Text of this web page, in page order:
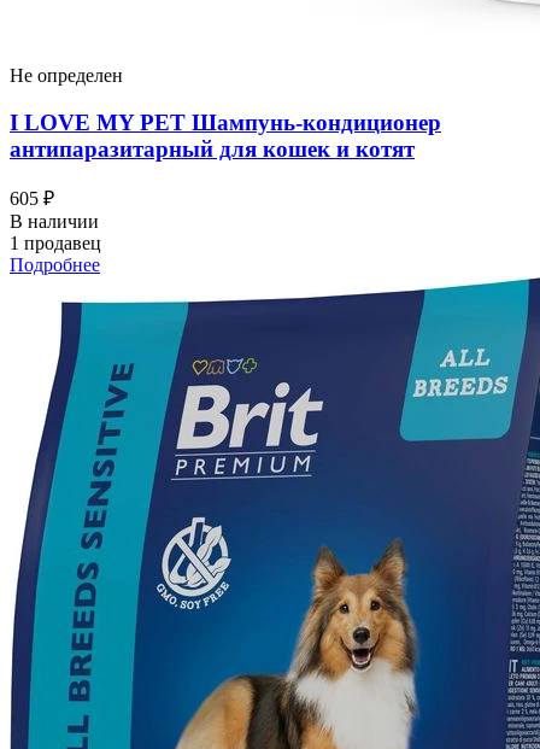
Не определен
I LOVЕ MY PET Шампунь-кондиционер
антипаразитарный для кошек и котят
605 ₽
В наличии
1 продавец
Подробнее